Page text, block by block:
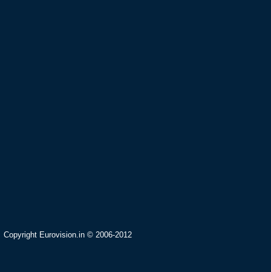
Copyright Eurovision.in © 2006-2012